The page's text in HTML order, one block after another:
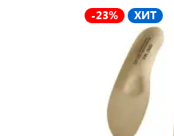
-23% ХИТ